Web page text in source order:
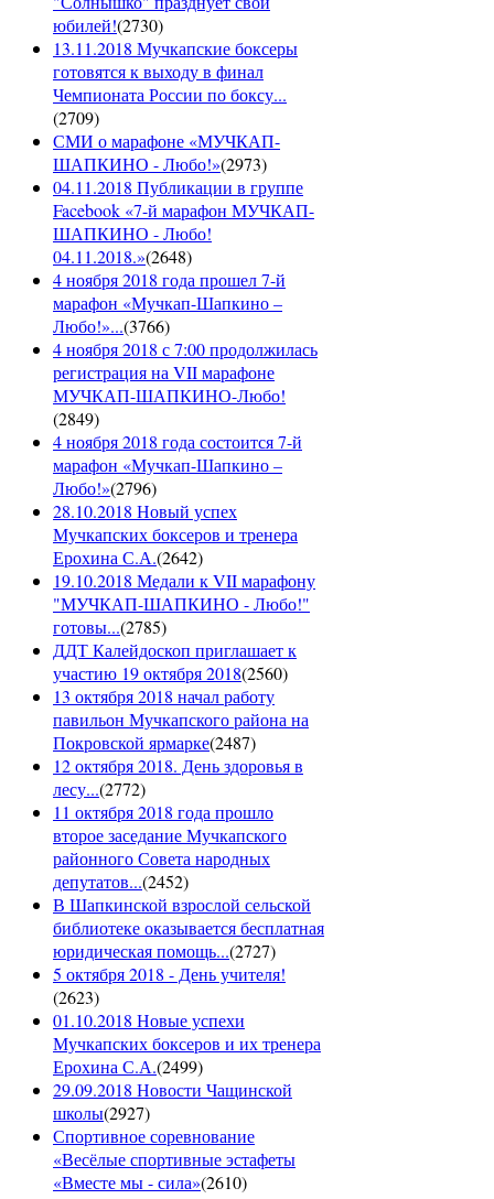
юбилей!(2730)
13.11.2018 Мучкапские боксеры
готовятся к выходу в финал
Чемпионата России по боксу...
(2709)
СМИ о марафоне «МУЧКАП-
ШАПКИНО - Любо!»(2973)
04.11.2018 Публикации в группе
Facebook «7-й марафон МУЧКАП-
ШАПКИНО - Любо!
04.11.2018.»(2648)
4 ноября 2018 года прошел 7-й
марафон «Мучкап-Шапкино –
Любо!»...(3766)
4 ноября 2018 с 7:00 продолжилась
регистрация на VII марафоне
МУЧКАП-ШАПКИНО-Любо!
(2849)
4 ноября 2018 года состоится 7-й
марафон «Мучкап-Шапкино –
Любо!»(2796)
28.10.2018 Новый успех
Мучкапских боксеров и тренера
Ерохина С.А.(2642)
19.10.2018 Медали к VII марафону
"МУЧКАП-ШАПКИНО - Любо!"
готовы...(2785)
ДДТ Калейдоскоп приглашает к
участию 19 октября 2018(2560)
13 октября 2018 начал работу
павильон Мучкапского района на
Покровской ярмарке(2487)
12 октября 2018. День здоровья в
лесу...(2772)
11 октября 2018 года прошло
второе заседание Мучкапского
районного Совета народных
депутатов...(2452)
В Шапкинской взрослой сельской
библиотеке оказывается бесплатная
юридическая помощь...(2727)
5 октября 2018 - День учителя!
(2623)
01.10.2018 Новые успехи
Мучкапских боксеров и их тренера
Ерохина С.А.(2499)
29.09.2018 Новости Чащинской
школы(2927)
Спортивное соревнование
«Весёлые спортивные эстафеты
«Вместе мы - сила»(2610)